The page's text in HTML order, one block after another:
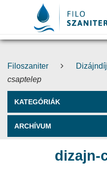
Filoszaniter
csaptelep
KATEGÓRIÁK
ARCHÍVUM
dizajn-